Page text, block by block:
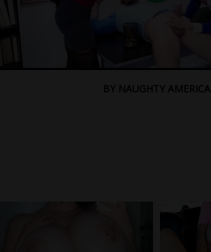
BY NAUGHTY AMERICA